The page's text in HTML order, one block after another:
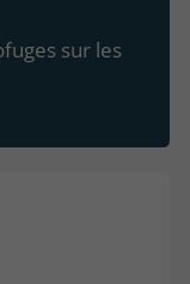
sur les